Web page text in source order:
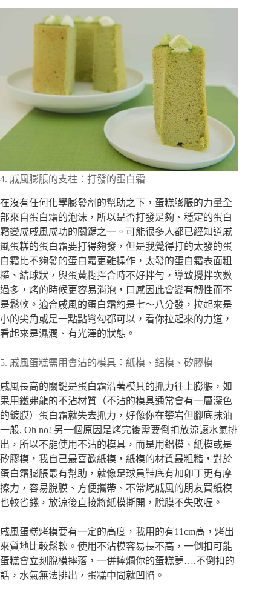
4. 戚風膨脹的支柱：打發的蛋白霜
在沒有任何化學膨發劑的幫助之下，蛋糕膨脹的力量全
部來自蛋白霜的泡沫，所以是否打發足夠、穩定的蛋白
霜變成戚風成功的關鍵之一。可能很多人都已經知道戚
風蛋糕的蛋白霜要打得夠發，但是我覺得打的太發的蛋
白霜比不夠發的蛋白霜更難操作，太發的蛋白霜表面粗
糙、結球狀，與蛋黃糊拌合時不好拌勻，導致攪拌次數
過多，烤的時候更容易消泡，口感因此會變有韌性而不
是鬆軟。適合戚風的蛋白霜約是七～八分發，拉起來是
小的尖角或是一點點彎勾都可以，看你拉起來的力道，
看起來是濕潤、有光澤的狀態。
5. 戚風蛋糕需用會沾的模具：紙模、鋁模、矽膠模
戚風長高的關鍵是蛋白霜沿著模具的抓力往上膨脹，如
果用鐵弗龍的不沾材質（不沾的模具通常會有一層深色
的鍍膜）蛋白霜就失去抓力，好像你在攀岩但腳底抹油
一般, Oh no! 另一個原因是烤完後需要倒扣放涼讓水氣排
出，所以不能使用不沾的模具，而是用鋁模、紙模或是
矽膠模，我自己最喜歡紙模，紙模的材質最粗糙，對於
蛋白霜膨脹最有幫助，就像足球員鞋底有加卯丁更有摩
擦力，容易脫膜、方便攜帶、不常烤戚風的朋友買紙模
也較省錢，放涼後直接將紙模撕開，脫膜不失敗喔。
戚風蛋糕烤模要有一定的高度，我用的有11cm高，烤出
來質地比較鬆軟。使用不沾模容易長不高，一倒扣可能
蛋糕會立刻脫模摔落，一併摔爛你的蛋糕夢….不倒扣的
話，水氣無法排出，蛋糕中間就凹陷。